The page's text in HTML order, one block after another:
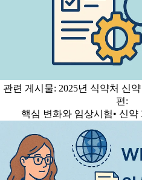
관련 게시물: 2025년 식약처 신
편:
핵심 변화와 임상시험• 신